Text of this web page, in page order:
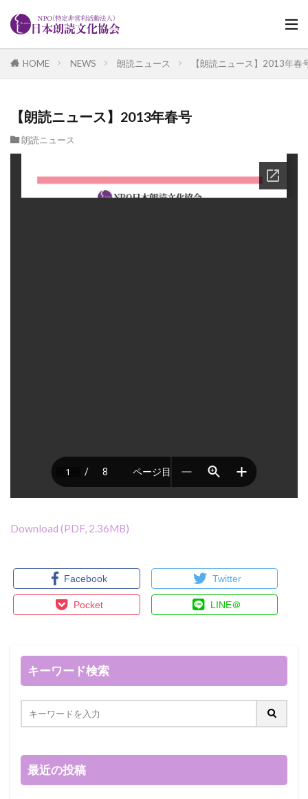
HOME NEWS 朗読ニュース 【朗読ニュース】2013年春
【朗読ニュース】2013年春号
朗読ニュース
Download (PDF, 2.36MB)
Facebook Twitter
Pocket LINE＠
キーワード検索
最近の投稿